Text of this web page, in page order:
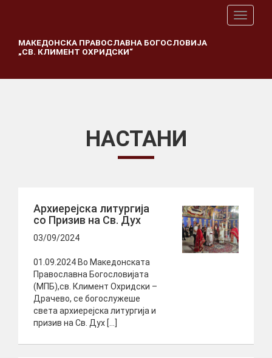
T
o
e
МАКЕДОНСКА ПРАВОСЛАВНА БОГОСЛОВИЈА
„СВ. КЛИМЕНТ ОХРИДСКИ“
НАСТАНИ
Архиерејска литургија
со Призив на Св. Дух
03/09/2024
01.09.2024 Во Македонската
Православна Богословијата
(МПБ),св. Климент Охридски –
Драчево, се богослужеше
света архиерејска литургија и
призив на Св. Дух […]